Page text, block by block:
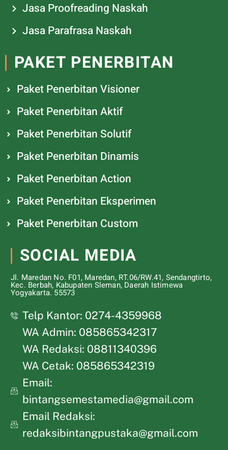
Jasa Proofreading Naskah
Jasa Parafrasa Naskah
PAKET PENERBITAN
Paket Penerbitan Visioner
Paket Penerbitan Aktif
Paket Penerbitan Solutif
Paket Penerbitan Dinamis
Paket Penerbitan Action
Paket Penerbitan Eksperimen
Paket Penerbitan Custom
SOCIAL MEDIA
Jl. Maredan No. F01, Maredan, RT.06/RW.41, Sendangtirto,
Kec. Berbah, Kabupaten Sleman, Daerah Istimewa
Yogyakarta. 55573
Telp Kantor: 0274-4359968
WA Admin: 085865342317
WA Redaksi: 08811340396
WA Cetak: 085865342319
Email:
bintangsemestamedia@gmail.com
Email Redaksi:
redaksibintangpustaka@gmail.com